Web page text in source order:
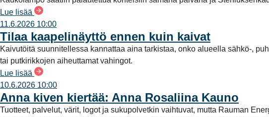
Lue lisää
11.6.2026 10:00
Tilaa kaapelinäyttö ennen kuin kaivat
Kaivutöitä suunnitellessa kannattaa aina tarkistaa, onko alueella sähkö-,
tai putkirikkojen aiheuttamat vahingot.
Lue lisää
10.6.2026 10:00
Anna kiven kiertää: Anna Rosaliina Kauno
Tuotteet, palvelut, värit, logot ja sukupolvetkin vaihtuvat, mutta Rauman